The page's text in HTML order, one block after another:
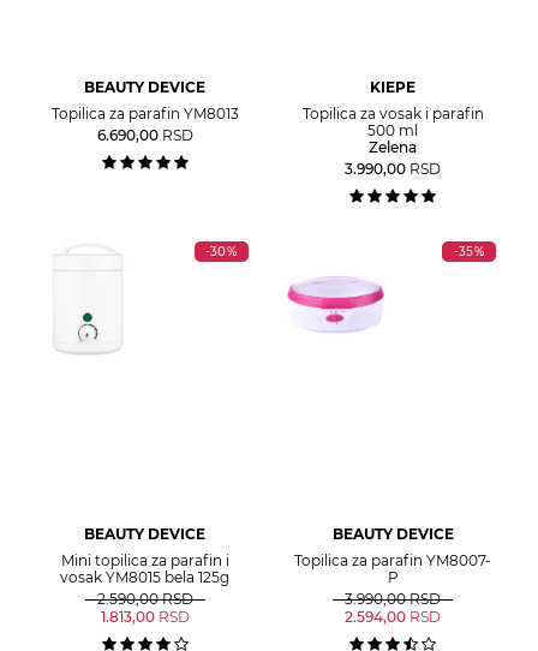
BEAUTY DEVICE
Topilica za parafin YM8013
6.690,00 RSD
KIEPE
Topilica za vosak i parafin
500 ml
Zelena
3.990,00 RSD
-30%
BEAUTY DEVICE
Mini topilica za parafin i
vosak YM8015 bela 125g
2.590,00 RSD
1.813,00 RSD
-35%
BEAUTY DEVICE
Topilica za parafin YM8007-
P
3.990,00 RSD
2.594,00 RSD